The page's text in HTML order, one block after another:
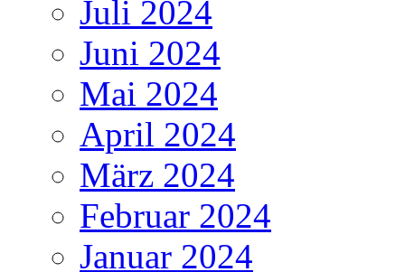
Juli 2024
Juni 2024
Mai 2024
April 2024
März 2024
Februar 2024
Januar 2024